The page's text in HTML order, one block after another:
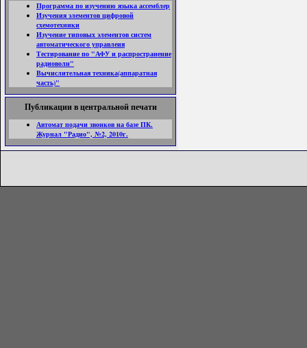
Программа по изучению языка ассемблер
Изучения элементов цифровой
схемотехники
Изучение типовых элементов систем
автоматического управлеия
Тестирование по "АФУ и распространение
радиоволн"
Вычислительная техника(аппаратная
часть)"
Публикации в центральной печати
Автомат подачи звонков на базе ПК.
Журнал "Радио", №2, 2010г.